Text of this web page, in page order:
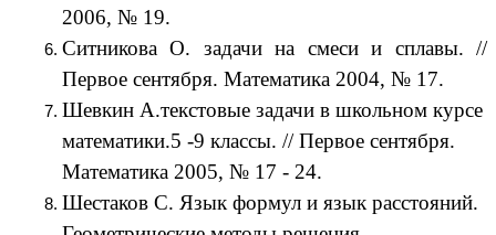
2006, № 19.
Ситникова О. задачи на смеси и сплавы. //
Первое сентября. Математика 2004, № 17.
Шевкин А.текстовые задачи в школьном курсе
математики.5 -9 классы. // Первое сентября.
Математика 2005, № 17 - 24.
Шестаков С. Язык формул и язык расстояний.